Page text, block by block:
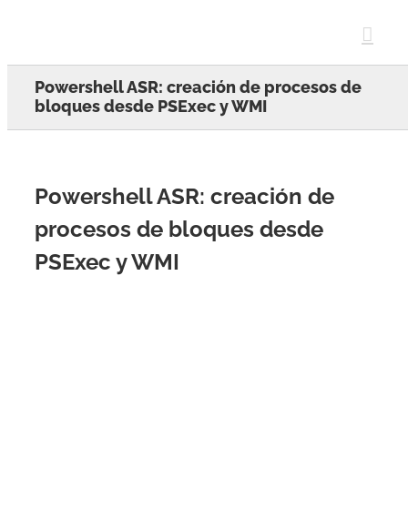
Powershell ASR: creación de procesos de
bloques desde PSExec y WMI
Powershell ASR: creación de
procesos de bloques desde
PSExec y WMI